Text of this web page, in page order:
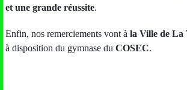
et une grande réussite.
Enfin, nos remerciements vont à la Ville de La
à disposition du gymnase du COSEC.